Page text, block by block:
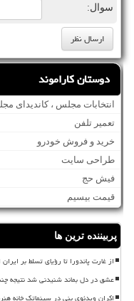
سوال:
دوستان کاراموند
انتخابات مجلس ، کاندیدای
تعمیر تلفن
خرید و فروش خودرو
طراحی سایت
فیش حج
قیمت بیسیم
پربیننده ترین ها
از غارت پاندورا تا رؤیای تسلط بر
عشق در دل بماند شنیدنی شد نتیجه
اکران ویدئوی بنی در سینماتک خانه